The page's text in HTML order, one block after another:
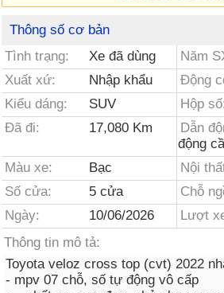
Thông số cơ bản
Tình trạng:
Xe đã dùng Năm
Xuất xứ:
Nhập khẩu Động
Kiểu dáng:
SUV Hộp số:
Đã đi:
17,080 Km Dẫn
động
Màu xe:
Bạc Nội
Số cửa:
5 cửa Chỗ
Ngày:
10/06/2026 Lượt
Thông tin mô tả:
Toyota veloz cross top (cvt) 2022
- mpv 07 chỗ, số tự động vô cấp